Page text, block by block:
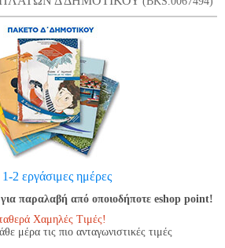
1-2 εργάσιμες ημέρες
παραλαβή από οποιοδήποτε eshop point!
Χαμηλές Τιμές!
μέρα τις πιο ανταγωνιστικές τιμές